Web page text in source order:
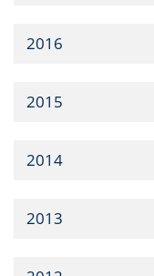
2016
2015
2014
2013